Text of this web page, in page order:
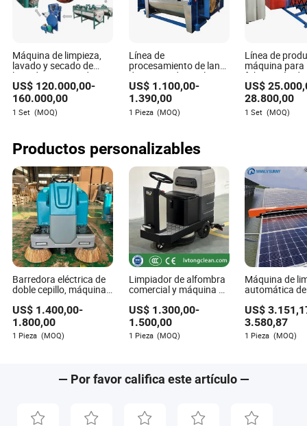
Shiloh Holloway
Shiloh Holloway es un autor de artículos distinguido
especializado en el campo de equipos y componentes
industriales. Con un ojo agudo para los detalles y una
profunda comprensión de las complejidades
involucradas, Shiloh se destaca en la evaluación de
y maquinaria.
Máquina de limpieza,
lavado y secado de
lana de oveja cruda
industrial Zzbnt
US$ 120.000,00-
160.000,00
1 Set (MOQ)
Línea de
procesamiento de lana
de oveja industrial,
máquina
deshidratadora para
limpieza de lana de
oveja cruda, máquina
US$ 1.100,00-
1.390,00
1 Pieza (MOQ)
Línea de
máquina para
fabricación
sándwich de
automático y
roca
US$
28.800,00
1 Set (MOQ)
Productos personalizables
Barredora eléctrica de
doble cepillo, máquina
de suelos
US$ 1.400,00-
1.800,00
1 Pieza (MOQ)
Limpiador de alfombra
comercial y máquina de
duros
US$ 1.300,00-
1.500,00
1 Pieza (MOQ)
Máquina de
automática
granjas
escala
US$
3.580,87
1 Pieza (MOQ)
— Por favor califica este artículo —